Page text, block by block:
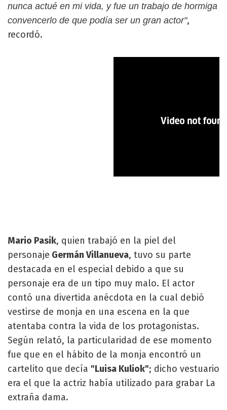
nunca actué en mi vida, y fue un trabajo de hormiga
convencerlo de que podía ser un gran actor",
recordó.
Mario Pasik, quien trabajó en la piel del
personaje Germán Villanueva, tuvo su parte
destacada en el especial debido a que su
personaje era de un tipo muy malo. El actor
contó una divertida anécdota en la cual debió
vestirse de monja en una escena en la que
atentaba contra la vida de los protagonistas.
Según relató, la particularidad de ese momento
fue que en el hábito de la monja encontró un
cartelito que decía "Luisa Kuliok"; dicho vestuario
era el que la actriz había utilizado para grabar La
extraña dama.